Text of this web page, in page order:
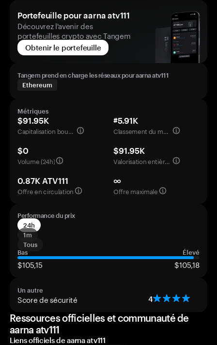
Portefeuille pour aarna atv111
Découvrez l'avenir des
portefeuilles crypto avec Tangem
Obtenir le portefeuille
Tangem prend en charge les réseaux pour aarna atv111
Ethereum
Métriques
$91.95K
Capitalisation boursière
#5.91K
Classement du marché
$0
Volume (24h)
$91.95K
Valorisation entièrement diluée
0.87K ATV111
Offre en circulation
∞
Offre maximale
Performance du prix
24h
1m
Tous
Bas
Élevé
$105,15 $105,18
Un autre
Score de sécurité 4
Ressources officielles et communauté de
aarna atv111
Liens officiels de aarna atv111